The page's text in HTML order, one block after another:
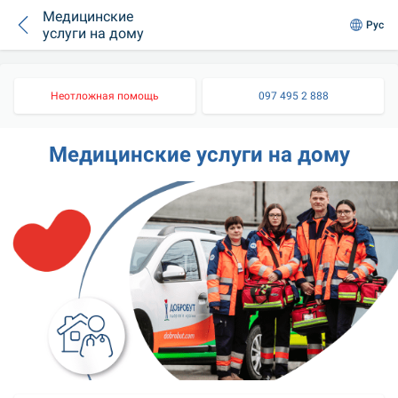
Медицинские
услуги на дому
Рус
Неотложная помощь 097 495 2 888
Медицинские услуги на дому